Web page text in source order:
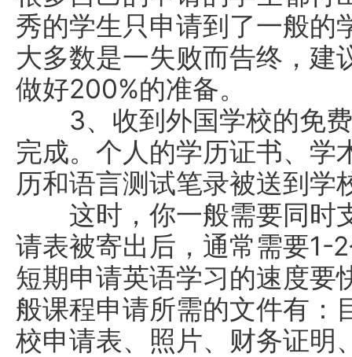
秀的学生只申请到了一般的
大多数是一失败而告终，建
做好200%的准备。
3、收到外国学校的免费
完成。个人的学历证书、学
历和语言测试笔录被送到学
这时，你一般需要同时
请表被寄出后，通常需要1-
短期申请英语学习的速度
般课程申请所需的文件有：
校申请表、照片、财务证明